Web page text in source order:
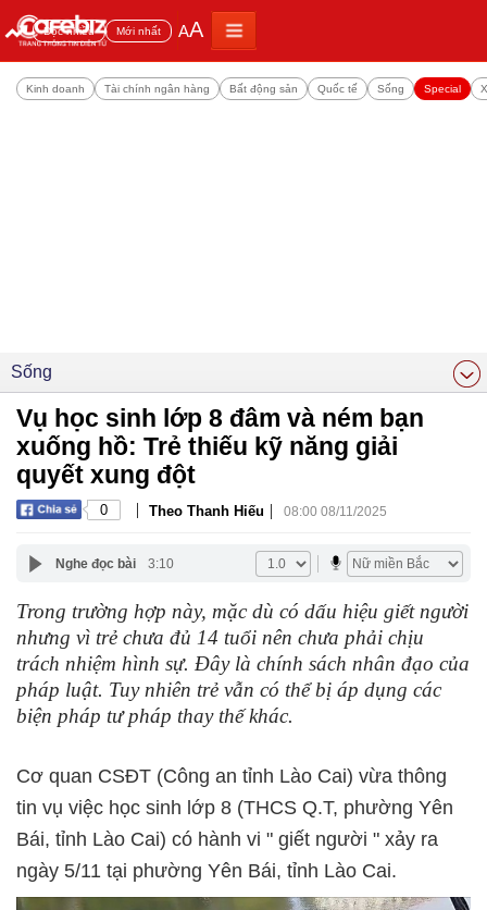
Đọc nhiều Mới nhất AA
Kinh doanh Tài chính ngân hàng Bất động sản Quốc tế Sống Special
Sống
Vụ học sinh lớp 8 đâm và ném bạn
xuống hồ: Trẻ thiếu kỹ năng giải
quyết xung đột
0 | Theo Thanh Hiếu | 08:00 08/11/2025
Nghe đọc bài 3:10
Trong trường hợp này, mặc dù có dấu hiệu giết người
nhưng vì trẻ chưa đủ 14 tuổi nên chưa phải chịu
trách nhiệm hình sự. Đây là chính sách nhân đạo của
pháp luật. Tuy nhiên trẻ vẫn có thể bị áp dụng các
biện pháp tư pháp thay thế khác.
Cơ quan CSĐT (Công an tỉnh Lào Cai) vừa thông
tin vụ việc học sinh lớp 8 (THCS Q.T, phường Yên
Bái, tỉnh Lào Cai) có hành vi " giết người " xảy ra
ngày 5/11 tại phường Yên Bái, tỉnh Lào Cai.